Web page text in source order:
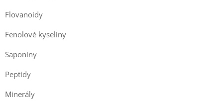
Flovanoidy
Fenolové kyseliny
Saponiny
Peptidy
Minerály